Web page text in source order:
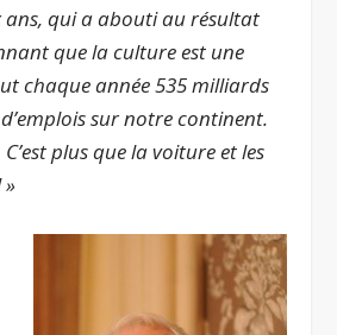
ans, qui a abouti au résultat
que la culture est une
chaque année 535 milliards
sur notre continent.
C’est plus que la voiture et les
»